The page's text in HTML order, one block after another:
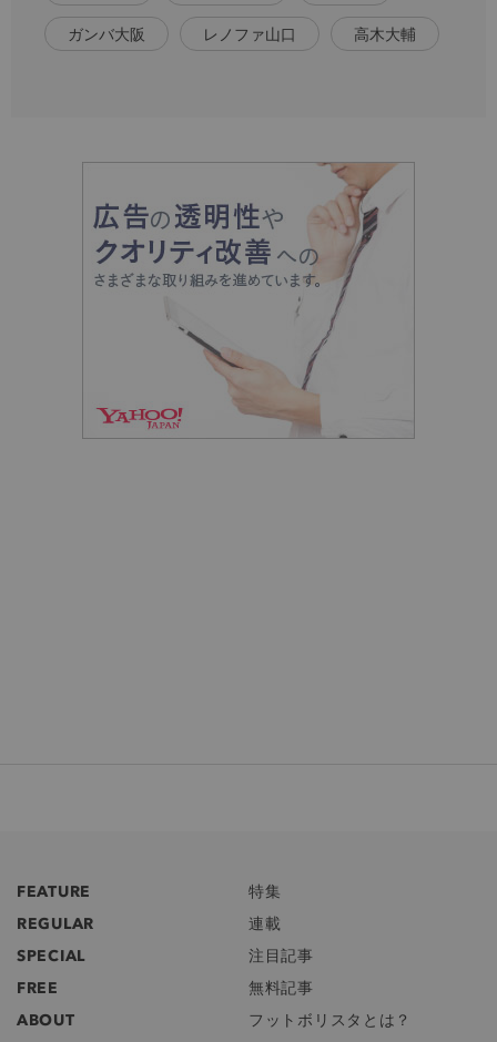
ガンバ大阪 レノファ山口 高木大輔
FEATURE
特集
REGULAR
連載
SPECIAL
注目記事
FREE
無料記事
ABOUT
フットボリスタとは？